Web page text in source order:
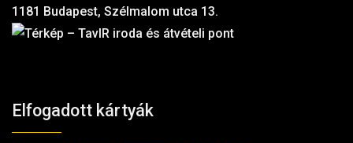
1181 Budapest, Szélmalom utca 13.
Elfogadott kártyák